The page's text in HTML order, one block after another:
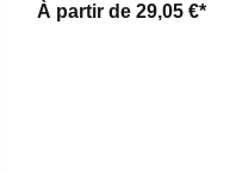
À partir de 29,05 €*